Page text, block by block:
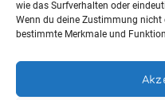
wie das Surfverhalten oder
Wenn du deine Zustimmung nicht
bestimmte Merkmale und